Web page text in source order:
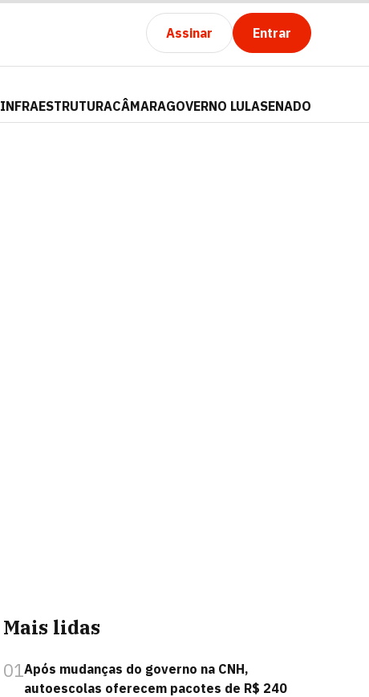
Assinar Entrar
INFRAESTRUTURACÂMARAGOVERNO LULASENADO
Mais lidas
01Após mudanças do governo na CNH,
autoescolas oferecem pacotes de R$ 240